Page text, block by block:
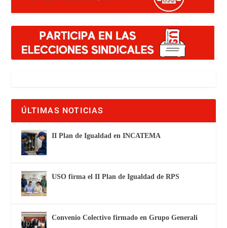
ÚLTIMAS NOTICIAS
II Plan de Igualdad en INCATEMA
USO firma el II Plan de Igualdad de RPS
Convenio Colectivo firmado en Grupo Generali